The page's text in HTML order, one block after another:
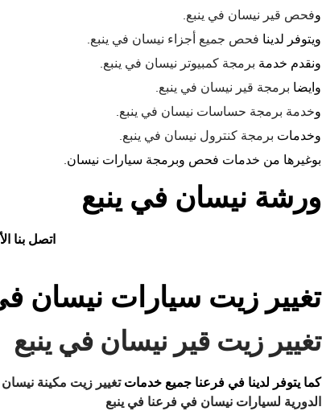
وفحص قير نيسان في ينبع.
ويتوفر لدينا فحص جميع أجزاء نيسان في ينبع.
ونقدم خدمة برمجة كمبيوتر نيسان في ينبع.
وايضا برمجة قير نيسان في ينبع.
وخدمة برمجة حساسات نيسان في ينبع.
وخدمات برمجة كنترول نيسان في ينبع.
بوغيرها من خدمات فحص وبرمجة سيارات نيسان.
ورشة نيسان في ينبع
اتصل بنا
تغيير زيت سيارات نيسان
تغيير زيت قير نيسان في ينبع
كما يتوفر لدينا في فرعنا جميع خدماتتغيير زيت مكينة نيسان
الدورية لسيارات نيسان في فرعنا في ينبع